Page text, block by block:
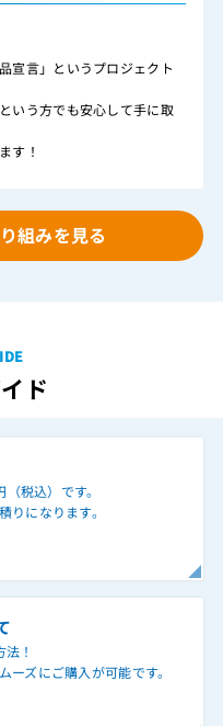
宣言」というプロジェクト
いう方でも安心して手に取
す！
組みを見る
ド
税込）です。
りになります。
！
ーズにご購入が可能です。